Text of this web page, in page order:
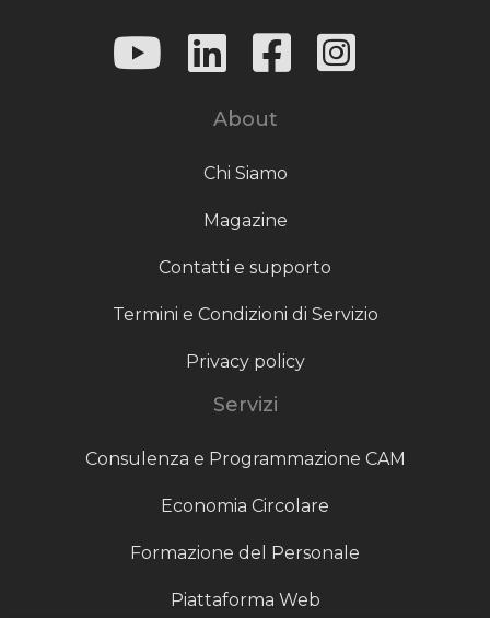
About
Chi Siamo
Magazine
Contatti e supporto
Termini e Condizioni di Servizio
Privacy policy
Servizi
Consulenza e Programmazione CAM
Economia Circolare
Formazione del Personale
Piattaforma Web